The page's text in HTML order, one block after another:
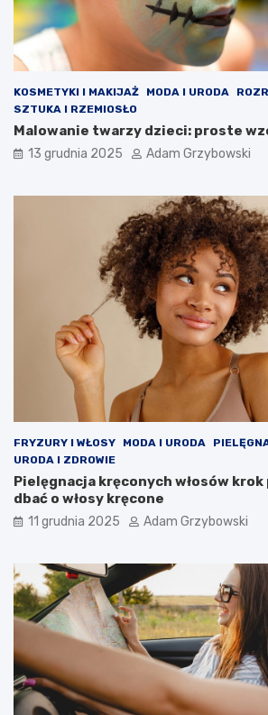
KOSMETYKI I MAKIJAŻ MODA I URODA
SZTUKA I RZEMIOSŁO
Malowanie twarzy dzieci: proste
13 grudnia 2025 Adam Grzybowski
FRYZURY I WŁOSY MODA I URODA
URODA I ZDROWIE
Pielęgnacja kręconych włosów
dbać o włosy kręcone
11 grudnia 2025 Adam Grzybowski